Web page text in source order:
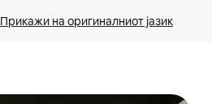
Прикажи на оригиналниот јазик